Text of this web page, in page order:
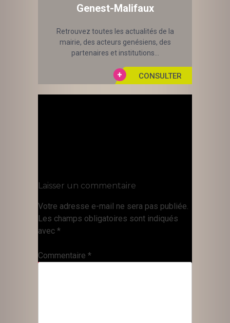
Genest-Malifaux
Retrouvez toutes les actualités de la
mairie, des acteurs genésiens, des
partenaires et institutions...
Laisser un commentaire
Votre adresse e-mail ne sera pas publiée.
Les champs obligatoires sont indiqués
avec *
Commentaire *